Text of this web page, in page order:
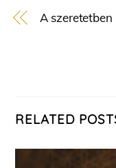
A
RELATED